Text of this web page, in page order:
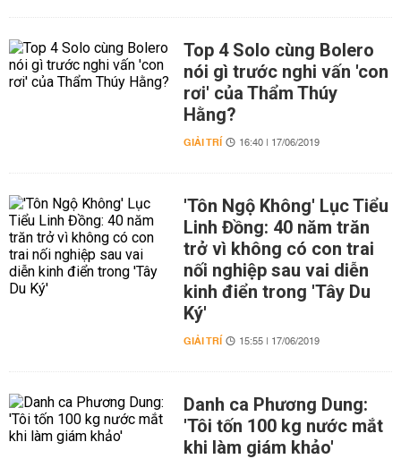
Top 4 Solo cùng Bolero
nói gì trước nghi vấn 'con
rơi' của Thẩm Thúy
Hằng?
GIẢI TRÍ 16:40 | 17/06/2019
'Tôn Ngộ Không' Lục Tiểu
Linh Đồng: 40 năm trăn
trở vì không có con trai
nối nghiệp sau vai diễn
kinh điển trong 'Tây Du
Ký'
GIẢI TRÍ 15:55 | 17/06/2019
Danh ca Phương Dung:
'Tôi tốn 100 kg nước mắt
khi làm giám khảo'